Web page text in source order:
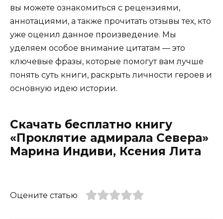
вы можете ознакомиться с рецензиями,
аннотациями, а также прочитать отзывы тех, кто
уже оценил данное произведение. Мы
уделяем особое внимание цитатам — это
ключевые фразы, которые помогут вам лучше
понять суть книги, раскрыть личности героев и
основную идею истории.
Скачать бесплатно книгу
«Проклятие адмирала Севера»
Марина Индиви, Ксения Лита
Оцените статью